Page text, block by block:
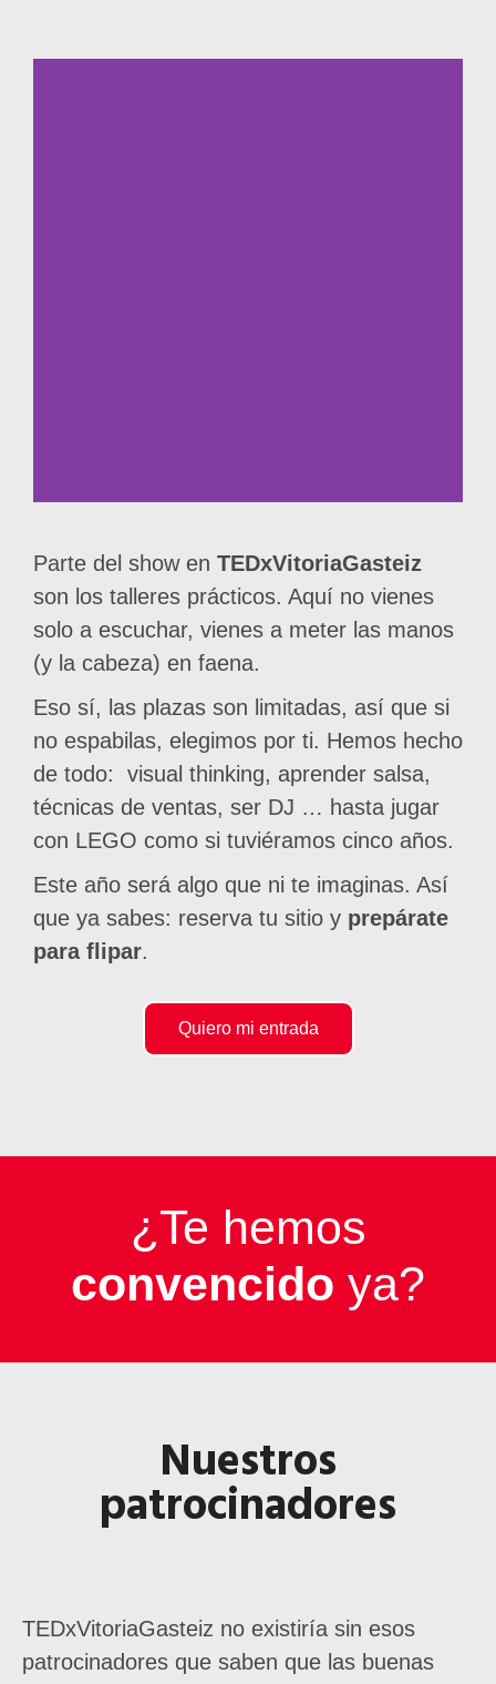
Parte del show en TEDxVitoriaGasteiz
son los talleres prácticos. Aquí no vienes
solo a escuchar, vienes a meter las manos
(y la cabeza) en faena.
Eso sí, las plazas son limitadas, así que si
no espabilas, elegimos por ti. Hemos hecho
de todo: visual thinking, aprender salsa,
técnicas de ventas, ser DJ … hasta jugar
con LEGO como si tuviéramos cinco años.
Este año será algo que ni te imaginas. Así
que ya sabes: reserva tu sitio y prepárate
para flipar.
Quiero mi entrada
¿Te hemos
convencido ya?
Nuestros
patrocinadores
TEDxVitoriaGasteiz no existiría sin esos
patrocinadores que saben que las buenas